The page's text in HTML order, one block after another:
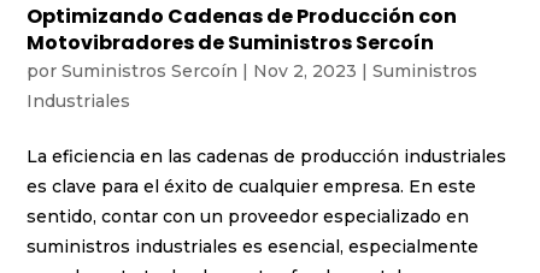
Optimizando Cadenas de Producción con
Motovibradores de Suministros Sercoín
porSuministros Sercoín | Nov 2, 2023 |Suministros
Industriales
La eficiencia en las cadenas de producción industriales
es clave para el éxito de cualquier empresa. En este
sentido, contar con un proveedor especializado en
suministros industriales es esencial, especialmente